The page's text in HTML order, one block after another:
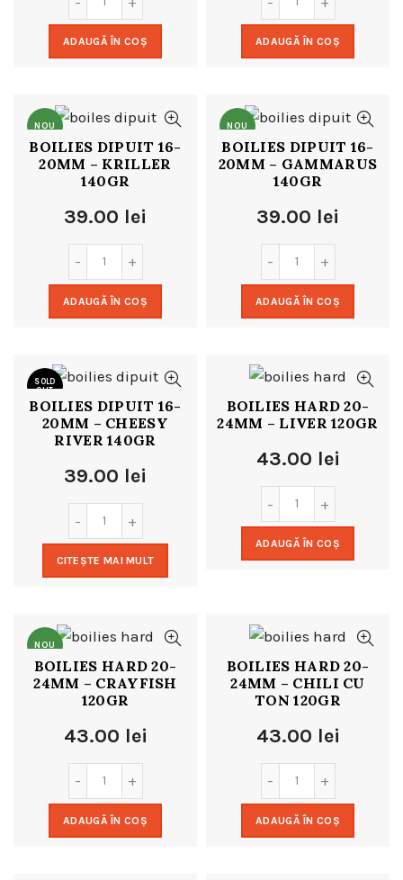
ADAUGĂ ÎN COȘ ADAUGĂ ÎN COȘ
NOU
BOILIES DIPUIT 16-
20MM – KRILLER
140GR
39.00 lei
ADAUGĂ ÎN COȘ
NOU
BOILIES DIPUIT 16-
20MM – GAMMARUS
140GR
39.00 lei
ADAUGĂ ÎN COȘ
SOLD
OUT
NOU
BOILIES DIPUIT 16-
20MM – CHEESY
RIVER 140GR
39.00 lei
CITEȘTE MAI MULT
BOILIES HARD 20-
24MM – LIVER 120GR
43.00 lei
ADAUGĂ ÎN COȘ
NOU
BOILIES HARD 20-
24MM – CRAYFISH
120GR
43.00 lei
ADAUGĂ ÎN COȘ
BOILIES HARD 20-
24MM – CHILI CU
TON 120GR
43.00 lei
ADAUGĂ ÎN COȘ